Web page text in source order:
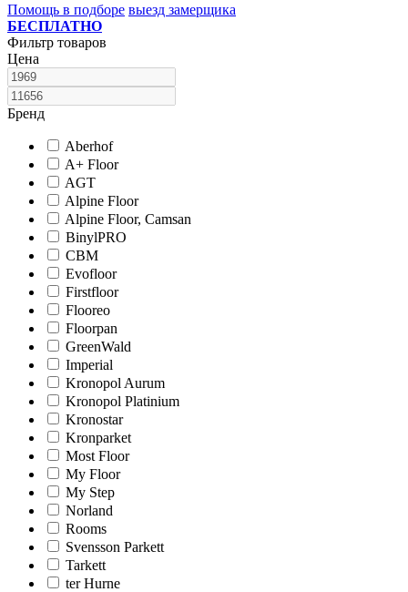
Помощь в подборе выезд замерщика
БЕСПЛАТНО
Фильтр товаров
Цена
Бренд
Aberhof
A+ Floor
AGT
Alpine Floor
Alpine Floor, Camsan
BinylPRO
CBM
Evofloor
Firstfloor
Flooreo
Floorpan
GreenWald
Imperial
Kronopol Aurum
Kronopol Platinium
Kronostar
Kronparket
Most Floor
My Floor
My Step
Norland
Rooms
Svensson Parkett
Tarkett
ter Hurne